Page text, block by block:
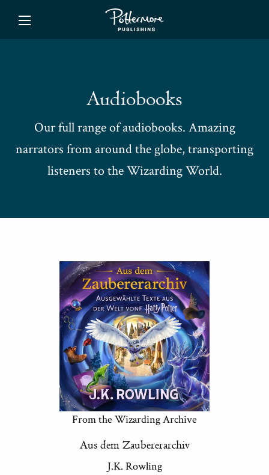
Audiobooks
Our full range of audiobooks. Amazing
narrators from around the globe, transporting
listeners to the Wizarding World.
From the Wizarding Archive
Aus dem Zaubererarchiv
J.K. Rowling